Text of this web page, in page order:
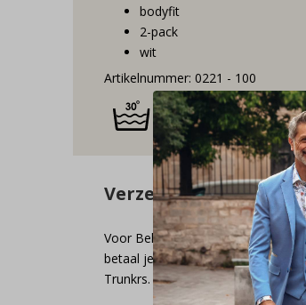
bodyfit
2-pack
wit
Artikelnummer: 0221 - 100
Verzending naar het
Voor België en Duitsland zijn de
betaal je geen verzendkosten.
Trunkrs.